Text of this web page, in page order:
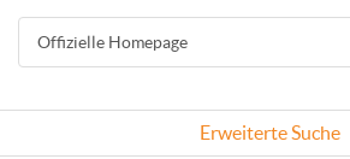
Offizielle Homepage
Erweiterte Suche